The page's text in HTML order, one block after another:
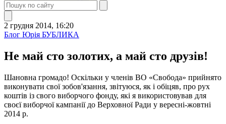
2 грудня 2014, 16:20
Блог Юрія БУБЛИКА
Не май сто золотих, а май сто друзів!
Шановна громадо! Оскільки у членів ВО «Свобода» прийнято
виконувати свої зобов'язання, звітуюся, як і обіцяв, про рух
коштів із свого виборчого фонду, які я використовував для
своєї виборчої кампанії до Верховної Ради у вересні-жовтні
2014 р.